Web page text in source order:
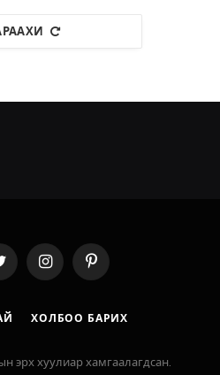
InstagramPinterest
ХОЛБОО БАРИХ
эрх хуулиар хамгаалагдсан.